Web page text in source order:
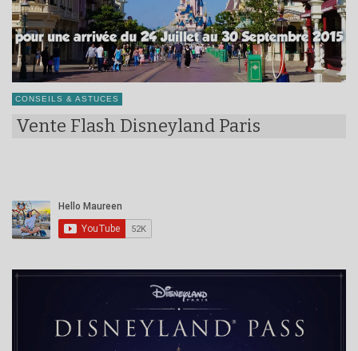
CONSEILS & ASTUCES
Vente Flash Disneyland Paris